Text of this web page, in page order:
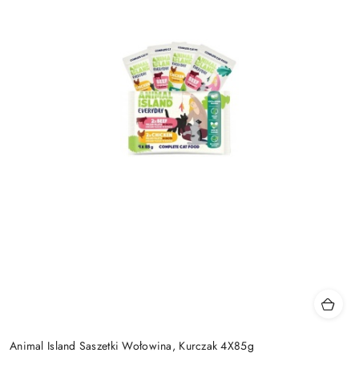
Animal Island Saszetki Wołowina, Kurczak 4X85g